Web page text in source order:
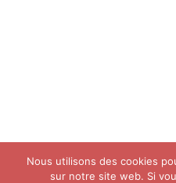
Nous utilisons des cookies
sur notre site web. Si